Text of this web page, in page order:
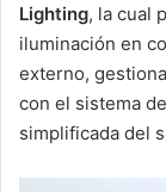
Lighting, la cual
iluminación en
externo,
con el sistema
simplificada del